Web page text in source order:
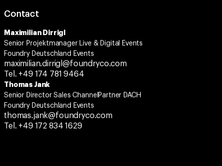
Contact
Maximilian Dirrigl
Senior Projektmanager Live & Digital Events
Foundry Deutschland Events
maximilian.dirrigl@foundryco.com
Tel. +49 174 781 9464
Thomas Jank
Senior Director Sales ChannelPartner DACH
Foundry Deutschland Events
thomas.jank@foundryco.com
Tel. +49 172 834 1629